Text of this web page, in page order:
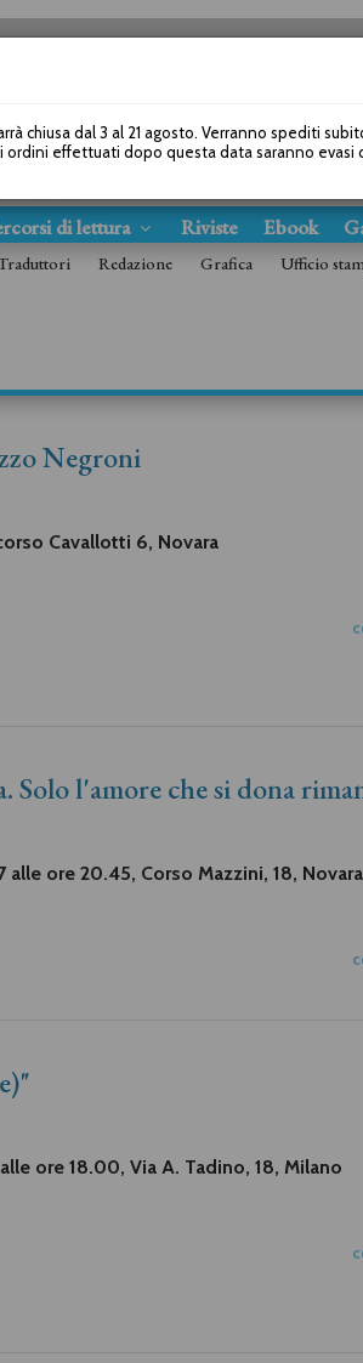
di lettura Riviste Ebook
Redazione Grafica Ufficio
Negroni
Cavallotti 6, Novara
Solo l'amore che si dona
ore 20.45, Corso Mazzini, 18, Novara
ore 18.00, Via A. Tadino, 18, Milano
chiusa dal 3 al 21 agosto. Verranno spediti
ordini effettuati dopo questa data saranno evasi